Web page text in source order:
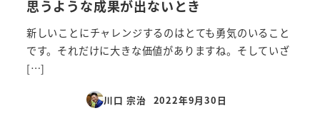
思うような成果が出ないとき
新しいことにチャレンジするのはとても勇気のいること
です。それだけに大きな価値がありますね。そしていざ
[…]
川口 宗治
投稿日
2022年9月30日